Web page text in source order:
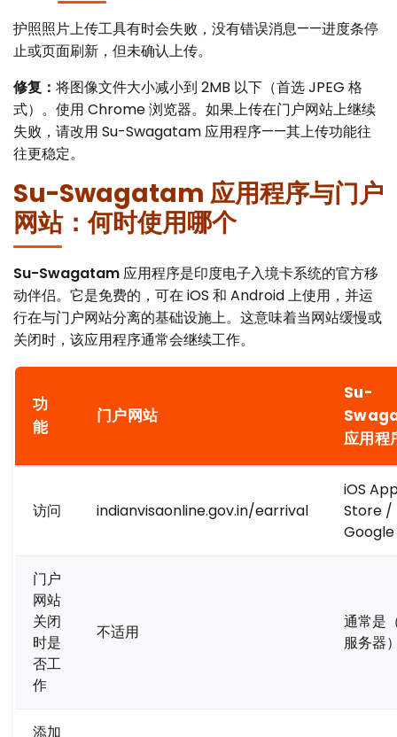
护照照片上传工具有时会失败，没有错误消息——进度条停
止或页面刷新，但未确认上传。
修复： 将图像文件大小减小到 2MB 以下（首选 JPEG 格
式）。使用 Chrome 浏览器。如果上传在门户网站上继续
失败，请改用 Su-Swagatam 应用程序——其上传功能往
往更稳定。
Su-Swagatam 应用程序与门户
网站：何时使用哪个
Su-Swagatam应用程序是印度电子入境卡系统的官方移
动伴侣。它是免费的，可在 iOS 和 Android 上使用，并运
行在与门户网站分离的基础设施上。这意味着当网站缓慢或
关闭时，该应用程序通常会继续工作。
功
能
门户网站
Su-
应用程
访问 indianvisaonline.gov.in/earrival
iOS
Store /
门户
网站
关闭
时是
否工
作
不适用
通常是
服务器
添加